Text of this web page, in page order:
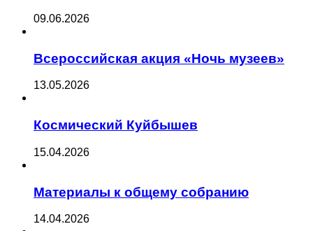
09.06.2026
Всероссийская акция «Ночь музеев»
13.05.2026
Космический Куйбышев
15.04.2026
Материалы к общему собранию
14.04.2026